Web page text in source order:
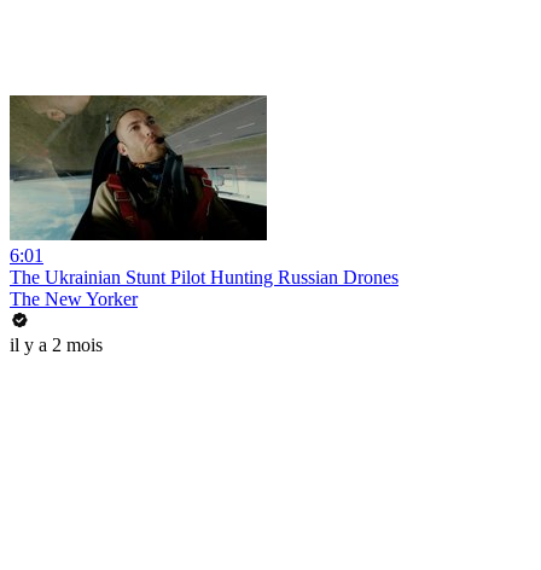
6:01
The Ukrainian Stunt Pilot Hunting Russian Drones
The New Yorker
il y a 2 mois